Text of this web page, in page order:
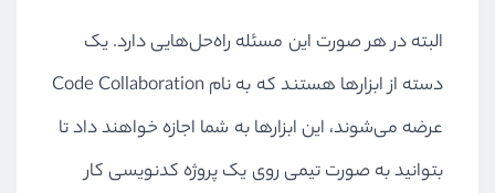
البته در هر صورت این مسئله راه‌حل‌هایی دارد. یک
دسته از ابزارها هستند که به نام Code Collaboration
عرضه می‌شوند، این ابزارها به شما اجازه خواهند داد تا
بتوانید به صورت تیمی روی یک پروژه کدنویسی کار